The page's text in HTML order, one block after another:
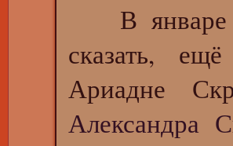
В январе
сказать,
Ариадне
Александра